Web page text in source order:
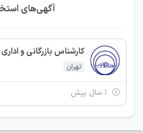
آگهی‌های
کارشناس بازرگانی و
تهران